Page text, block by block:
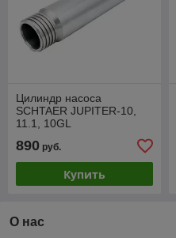
Цилиндр насоса
SCHTAER JUPITER-10,
11.1, 10GL
890 руб.
Купить
О нас